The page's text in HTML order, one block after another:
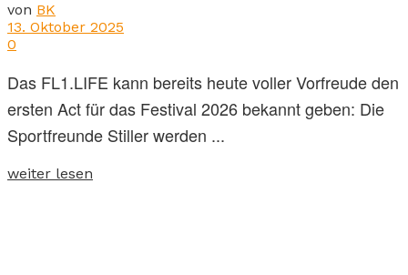
von BK
13. Oktober 2025
0
Das FL1.LIFE kann bereits heute voller Vorfreude den
ersten Act für das Festival 2026 bekannt geben: Die
Sportfreunde Stiller werden ...
weiter lesen